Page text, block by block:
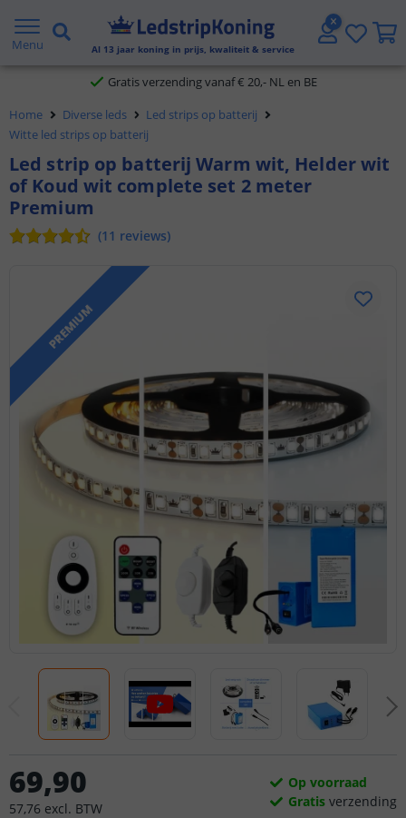
Menu Al 13 jaar koning in prijs, kwaliteit & service
Gratis verzending vanaf € 20,- NL en BE
Klantbeoordeling 9.1
Voor 23:45 uur besteld,
Home Diverse leds
Led strips op batterij
Witte led strips op batterij
Led strip op batterij Warm wit, Helder wit
of Koud wit complete set 2 meter
Premium
(11 reviews)
PREMIUM
69,90
57,76 excl. BTW
Op voorraad
Gratis verzending